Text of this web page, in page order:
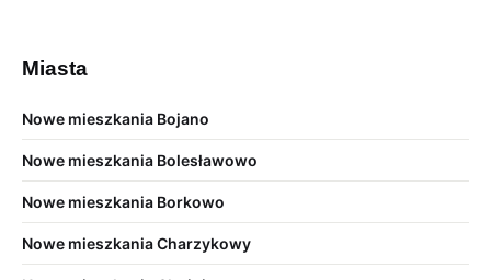
Miasta
Nowe mieszkania Bojano
Nowe mieszkania Bolesławowo
Nowe mieszkania Borkowo
Nowe mieszkania Charzykowy